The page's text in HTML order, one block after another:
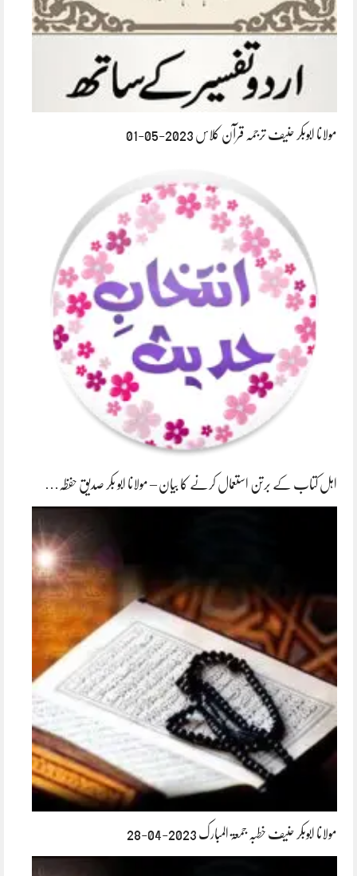
مولانا ابوبکر حنیف ترجمہ قرآن کلاس 2023-05-01
اہل کتاب کے برتن استعمال کرنے کا بیان – مولانا ابو بکر صدیق حفظہ…
مولانا ابوبکر حنیف خطبہ جمعۃ المبارک 2023-04-28